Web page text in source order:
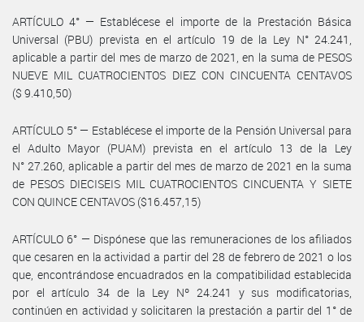
ARTÍCULO 4° — Establécese el importe de la Prestación Básica
Universal (PBU) prevista en el artículo 19 de la Ley N° 24.241,
aplicable a partir del mes de marzo de 2021, en la suma de PESOS
NUEVE MIL CUATROCIENTOS DIEZ CON CINCUENTA CENTAVOS
($ 9.410,50)
ARTÍCULO 5° — Establécese el importe de la Pensión Universal para
el Adulto Mayor (PUAM) prevista en el artículo 13 de la Ley
N° 27.260, aplicable a partir del mes de marzo de 2021 en la suma
de PESOS DIECISEIS MIL CUATROCIENTOS CINCUENTA Y SIETE
CON QUINCE CENTAVOS ($16.457,15)
ARTÍCULO 6° — Dispónese que las remuneraciones de los afiliados
que cesaren en la actividad a partir del 28 de febrero de 2021 o los
que, encontrándose encuadrados en la compatibilidad establecida
por el artículo 34 de la Ley Nº 24.241 y sus modificatorias,
continúen en actividad y solicitaren la prestación a partir del 1° de